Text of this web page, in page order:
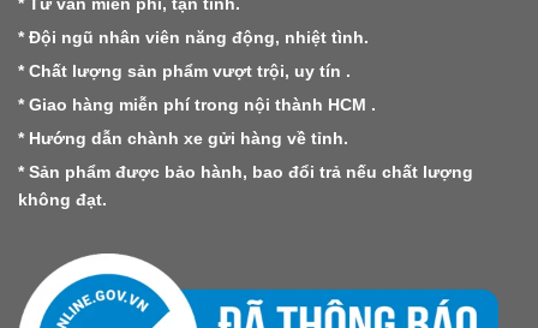
* Đội ngũ nhân viên năng động, nhiệt tình.
* Chất lượng sản phẩm vượt trội, uy tín .
* Giao hàng miễn phí trong nội thành HCM .
* Hướng dẫn chành xe gửi hàng về tỉnh.
* Sản phẩm được bảo hành, bao đổi trả nếu chất lượng
không đạt.